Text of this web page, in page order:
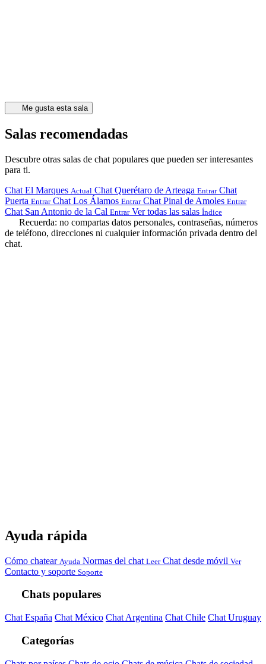
Me gusta esta sala
Salas recomendadas
Descubre otras salas de chat populares que pueden ser interesantes
para ti.
Chat El Marques Actual Chat Querétaro de Arteaga Entrar Chat
Puerta Entrar Chat Los Álamos Entrar Chat Pinal de Amoles Entrar
Chat San Antonio de la Cal Entrar Ver todas las salas Índice
Recuerda: no compartas datos personales, contraseñas, números
de teléfono, direcciones ni cualquier información privada dentro del
chat.
Ayuda rápida
Cómo chatear Ayuda Normas del chat Leer Chat desde móvil Ver
Contacto y soporte Soporte
Chats populares
Chat España Chat México Chat Argentina Chat Chile Chat Uruguay
Categorías